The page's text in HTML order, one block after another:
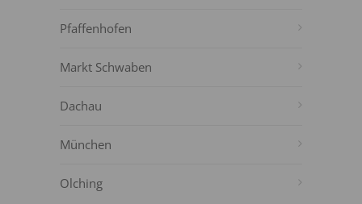
Pfaffenhofen
Markt Schwaben
Dachau
München
Olching